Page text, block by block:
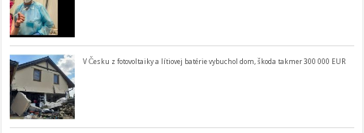
V Česku z fotovoltaiky a lítiovej batérie vybuchol dom, škoda takmer 300 000 EUR